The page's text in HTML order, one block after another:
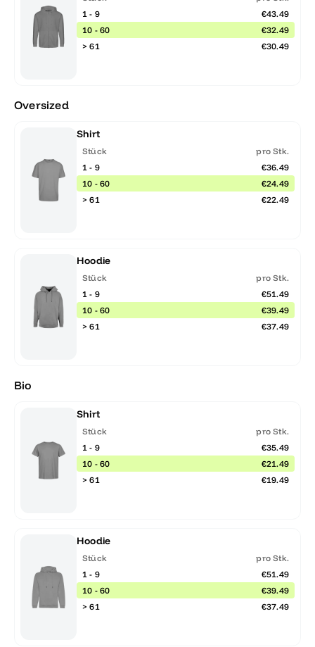
1 - 9
€43.49
10 - 60
€32.49
> 61
€30.49
Oversized
Shirt
Stück
pro Stk.
1 - 9
€36.49
10 - 60
€24.49
> 61
€22.49
Hoodie
Stück
pro Stk.
1 - 9
€51.49
10 - 60
€39.49
> 61
€37.49
Bio
Shirt
Stück
pro Stk.
1 - 9
€35.49
10 - 60
€21.49
> 61
€19.49
Hoodie
Stück
pro Stk.
1 - 9
€51.49
10 - 60
€39.49
> 61
€37.49